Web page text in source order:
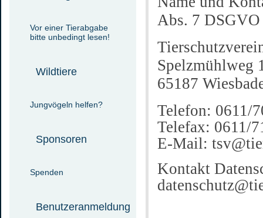
Abs. 7 DSGVO
Spelzmühlweg
65187
Telefon: 0611/
Telefax: 0611/
E-Mail:
Kontakt
Vor einer Tierabgabe
bitte unbedingt lesen!
Wildtiere
Jungvögeln helfen?
Sponsoren
Spenden
Benutzeranmeldung